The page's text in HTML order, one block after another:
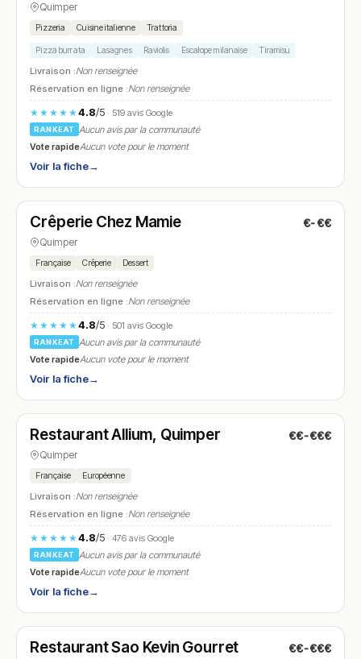
Quimper
Pizzeria Cuisine italienne Trattoria
Pizza burrata Lasagnes Raviolis Escalope milanaise Tiramisu
Livraison :Non renseignée
Réservation en ligne :Non renseignée
★★★★★4.8/5· 519 avis Google
RANKEAT
Aucun avis par la communauté
Vote rapideAucun vote pour le moment
Voir la fiche→
N° 16
Crêperie Chez Mamie €-€€
Quimper
Française Crêperie Dessert
Livraison :Non renseignée
Réservation en ligne :Non renseignée
★★★★★4.8/5· 501 avis Google
RANKEAT
Aucun avis par la communauté
Vote rapideAucun vote pour le moment
Voir la fiche→
N° 17
Restaurant Allium, Quimper €€-€€€
Quimper
Française Européenne
Livraison :Non renseignée
Réservation en ligne :Non renseignée
★★★★★4.8/5· 476 avis Google
RANKEAT
Aucun avis par la communauté
Vote rapideAucun vote pour le moment
Voir la fiche→
N° 18
Restaurant Sao Kevin Gourret €€-€€€